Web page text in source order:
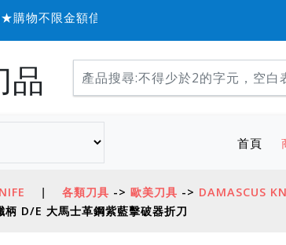
不限金額信用卡可『6 期 0 率利』購物，歡迎
品
首頁
| 各類刀具 -> 歐美刀具 -> DAMASCUS
D/E 大馬士革鋼紫藍擊破器折刀